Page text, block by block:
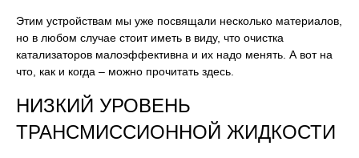
Этим устройствам мы уже посвящали несколько материалов,
но в любом случае стоит иметь в виду, что очистка
катализаторов малоэффективна и их надо менять. А вот на
что, как и когда – можно прочитать здесь.
НИЗКИЙ УРОВЕНЬ
ТРАНСМИССИОННОЙ ЖИДКОСТИ